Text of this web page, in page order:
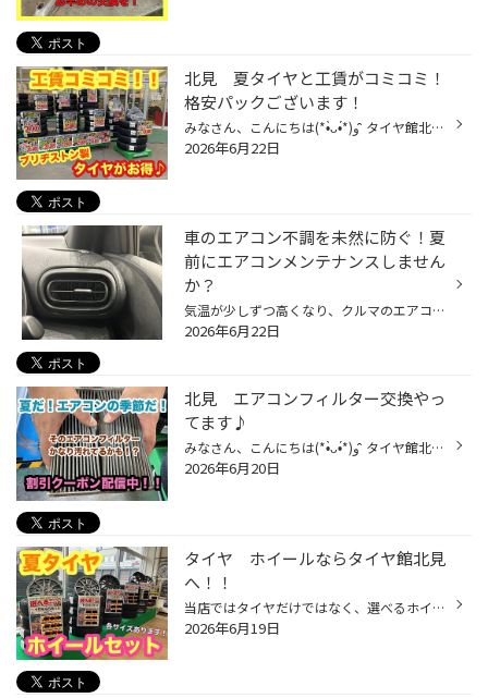
北見 夏タイヤと工賃がコミコミ！
格安パックございます！
みなさん、こんにちは(*•̀ᴗ•́*)و ̑̑ タイヤ館北見です(*•̀ᴗ•́*)و ̑̑ 今年から登場したコミコミパック！ 内容は ブリヂストン製のタイヤ、組替、バランス、お車へのお取付け 全てコミコミでこのお値段！ ※廃タイヤ処理料別途１本/¥550 そして様々な車種に対応してあります(｀·ω·´)！！ タンク、ルー...
2026年6月22日
車のエアコン不調を未然に防ぐ！夏
前にエアコンメンテナンスしません
か？
気温が少しずつ高くなり、クルマのエアコンを使用する機会も増えてきていると思います。 是非、夏本番を迎える前におクルマのエアコンのメンテナンスをしませんか？ 【より快適に♪今がおススメ！カーエアコンのメンテナンス】 ■エアコンガスクリーニング おクルマの経年劣化によって、エアコンの効...
2026年6月22日
北見 エアコンフィルター交換やっ
てます♪
みなさん、こんにちは(*•̀ᴗ•́*)و ̑̑ タイヤ館北見でございます(*•̀ᴗ•́*)و ̑̑ 湿気が多いジメジメしたこの時期、エアコンから嫌な匂いがしてませんか？ 久しぶりに冷房を入れるとモワっとして、いかにも空気が悪そう、、 汚れたままの放置はダメ！！ カビの発生にも繋がり、体に良くないです！！ そ...
2026年6月20日
タイヤ ホイールならタイヤ館北見
へ！！
当店ではタイヤだけではなく、選べるホイールセットもご用意しております！ 各サイズご用意してますので、 今履いてるホイールに飽きたそこのあなた！ タイヤ,ホイールセットで買うとお得になるので、オススメです(*•̀ᴗ•́*)و ̑̑ もちろんこんな感じでホイールのみのお取り扱いもあるので 是非一度ご...
2026年6月19日